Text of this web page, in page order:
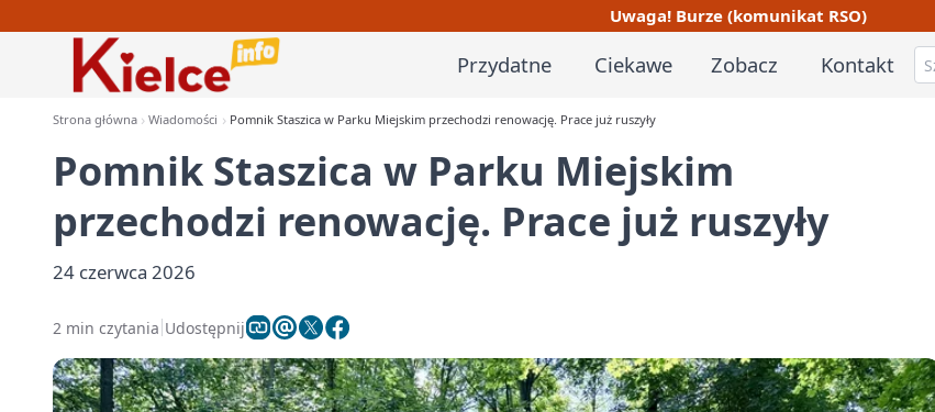
Uwaga! Burze (komunikat RSO)
Przydatne Ciekawe Zobacz Kontakt
Strona główna Wiadomości Pomnik Staszica w Parku Miejskim przechodzi renowację. Prace już ruszyły
Pomnik Staszica w Parku Miejskim
przechodzi renowację. Prace już ruszyły
24 czerwca 2026
2 min czytania Udostępnij